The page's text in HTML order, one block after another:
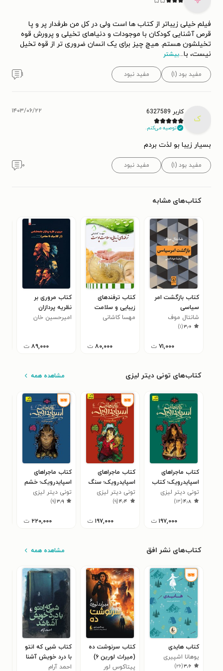
فیلم خیلی زیباتر از کتاب ها است ولی در کل من طرفدار پر و پا
قرص آشنایی کودکان با موجودات و دنیاهای تخیلی و پرورش قوه
تخیلشون هستم. هیچ چیز برای یک انسان ضروری تر از قوه تخیل
نیست، با...بیشتر
مفید بود (۱) مفید نبود ۱
ک
کاربر 6327589
توصیه می‌کنم.
۱۴۰۳/۰۶/۲۲
بسیار زیبا بو لذت بردم
مفید بود (۱) مفید نبود ۰
کتاب‌های مشابه
کتاب بازگشت امر
سیاسی
شانتال موف
۳٫۰(۱)
۷۱,۰۰۰ ت
کتاب ترفندهای
زیبایی و سلامت
پوست
مهسا کاشانی
۸۰,۰۰۰ ت
کتاب مروری بر
نظریه پردازان
جامعه شناسی (از
امیرحسین خان
۸۹,۰۰۰ ت
کتاب‌های تونی دیتر لیزی مشاهده همه
کتاب ماجراهای
اسپایدرویک؛ کتاب
راهنما
تونی دیتر لیزی
۴٫۸(۱۳)
۱۹۷,۰۰۰ ت
کتاب ماجراهای
اسپایدرویک؛ سنگ
بیننده
تونی دیتر لیزی
۴٫۴(۹)
۱۹۷,۰۰۰ ت
کتاب ماجراهای
اسپایدرویک؛ خشم
مولگراث
تونی دیتر لیزی
۳٫۹(۹)
۲۲۰,۰۰۰ ت
کتاب‌های نشر افق مشاهده همه
کتاب هایدی
یوهانا اشپیری
۳٫۶(۲۶)
کتاب سرنوشت ده
(میراث لورین ۶)
پیتاکوس لور
کتاب شبی که انتو
با درد خویش آشنا
شد
احمد آرام